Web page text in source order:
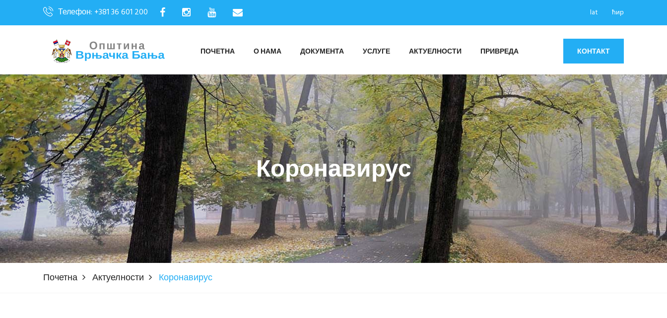
Телефон: +381 36 601 200 lat ћир
ПОЧЕТНА О НАМА ДОКУМЕНТА УСЛУГЕ АКТУЕЛНОСТИ ПРИВРЕДА КОНТАКТ
Коронавирус
Почетна Актуелности Коронавирус